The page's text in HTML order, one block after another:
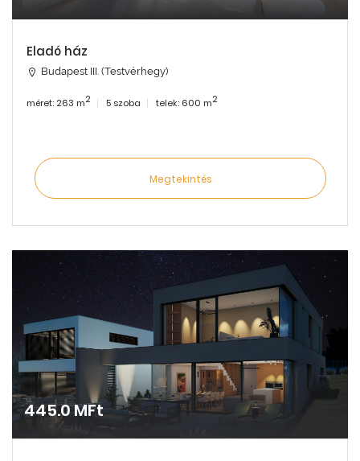
Eladó ház
Budapest III. (Testvérhegy)
méret: 263 m2 5 szoba telek: 600 m2
Megtekintés
445.0 MFt